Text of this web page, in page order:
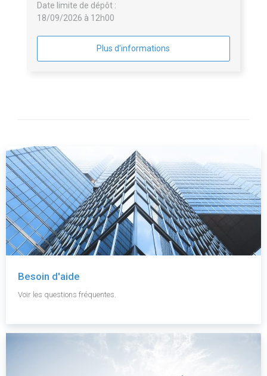
Date limite de dépôt :
18/09/2026 à 12h00
Plus d'informations
Besoin d'aide
Voir les questions fréquentes.